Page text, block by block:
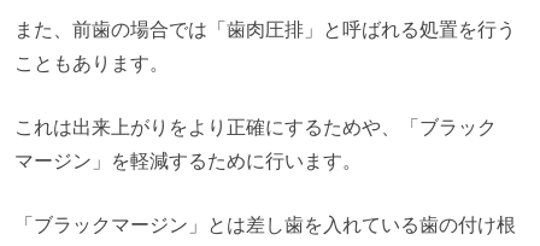
また、前歯の場合では「歯肉圧排」と呼ばれる処置を行う
こともあります。
これは出来上がりをより正確にするためや、「ブラック
マージン」を軽減するために行います。
「ブラックマージン」とは差し歯を入れている歯の付け根